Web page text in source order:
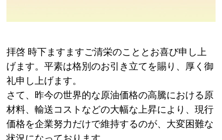
拝啓 時下ますますご清栄のこととお喜び申し上
げます。平素は格別のお引き立てを賜り、厚く御
礼申し上げます。
さて、昨今の世界的な原油価格の高騰における原
材料、輸送コストなどの大幅な上昇により、現行
価格を企業努力だけで維持するのが、大変困難な